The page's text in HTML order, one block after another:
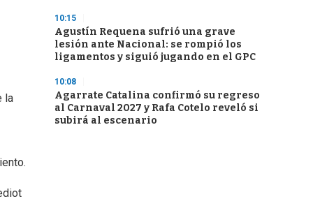
la
10:15
Agustín Requena sufrió una grave
lesión ante Nacional: se rompió los
ligamentos y siguió jugando en el GPC
10:08
Agarrate Catalina confirmó su regreso
al Carnaval 2027 y Rafa Cotelo reveló si
subirá al escenario